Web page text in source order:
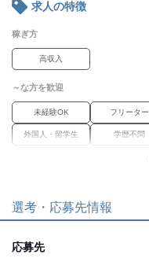
求人の特徴
稼ぎ方
高収入
～な方を歓迎
未経験OK フリーター
外国人・留学生 学歴不問
魅力的な待遇
交通費有
選考・応募先情報
応募先